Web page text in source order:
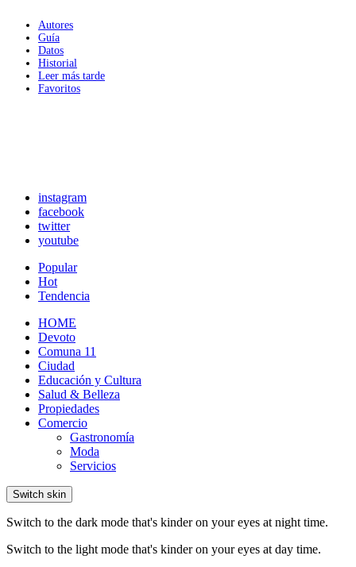
Autores
Guía
Datos
Historial
Leer más tarde
Favoritos
instagram
facebook
twitter
youtube
Popular
Hot
Tendencia
HOME
Devoto
Comuna 11
Ciudad
Educación y Cultura
Salud & Belleza
Propiedades
Comercio
Gastronomía
Moda
Servicios
Switch skin
Switch to the dark mode that's kinder on your eyes at night time.
Switch to the light mode that's kinder on your eyes at day time.